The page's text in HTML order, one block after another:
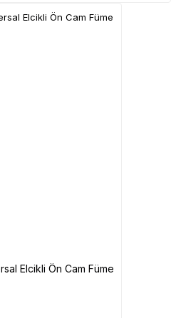
Elcikli Ön Cam Füme